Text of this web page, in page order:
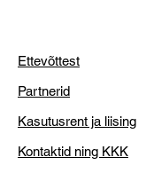
Ettevõttest
Partnerid
Kasutusrent ja liising
Kontaktid ning KKK